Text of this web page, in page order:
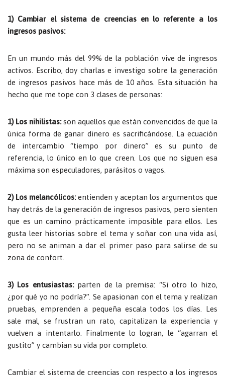
1) Cambiar el sistema de creencias en lo referente a los
ingresos pasivos:
En un mundo más del 99% de la población vive de ingresos
activos. Escribo, doy charlas e investigo sobre la generación
de ingresos pasivos hace más de 10 años. Esta situación ha
hecho que me tope con 3 clases de personas:
1) Los nihilistas:son aquellos que están convencidos de que la
única forma de ganar dinero es sacrificándose. La ecuación
de intercambio “tiempo por dinero” es su punto de
referencia, lo único en lo que creen. Los que no siguen esa
máxima son especuladores, parásitos o vagos.
2) Los melancólicos:entienden y aceptan los argumentos que
hay detrás de la generación de ingresos pasivos, pero sienten
que es un camino prácticamente imposible para ellos. Les
gusta leer historias sobre el tema y soñar con una vida así,
pero no se animan a dar el primer paso para salirse de su
zona de confort.
3) Los entusiastas:parten de la premisa: “Si otro lo hizo,
¿por qué yo no podría?”. Se apasionan con el tema y realizan
pruebas, emprenden a pequeña escala todos los días. Les
sale mal, se frustran un rato, capitalizan la experiencia y
vuelven a intentarlo. Finalmente lo logran, le “agarran el
gustito” y cambian su vida por completo.
Cambiar el sistema de creencias con respecto a los ingresos